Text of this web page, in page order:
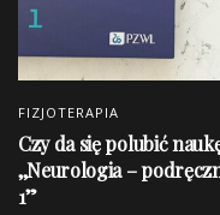
kilkunastu
prawdopodobne
przedmiotowe,
Badanie podmiotowe
każdym z rozdziałów,
korzystać z książki w
znaleźć
FIZJOTERAPIA
Czy da się polubić
,,Neurologia –
1”